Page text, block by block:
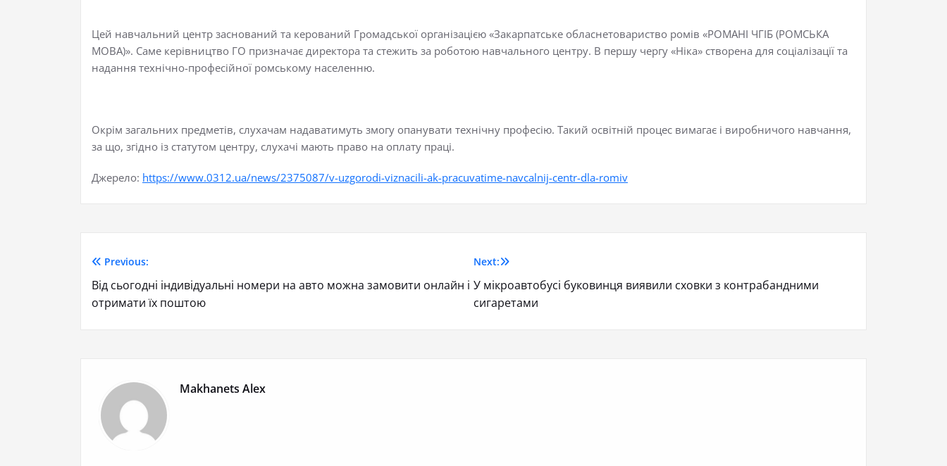
Цей навчальний центр заснований та керований Громадської організацією «Закарпатське обласнетовариство ромів «РОМАНІ ЧГІБ (РОМСЬКА
МОВА)». Саме керівництво ГО призначає директора та стежить за роботою навчального центру. В першу чергу «Ніка» створена для соціалізації та
надання технічно-професійної ромському населенню.
Окрім загальних предметів, слухачам надаватимуть змогу опанувати технічну професію. Такий освітній процес вимагає і виробничого навчання,
за що, згідно із статутом центру, слухачі мають право на оплату праці.
Джерело: https://www.0312.ua/news/2375087/v-uzgorodi-viznacili-ak-pracuvatime-navcalnij-centr-dla-romiv
Previous:
Від сьогодні індивідуальні номери на авто можна замовити онлайн і
отримати їх поштою
Next:
У мікроавтобусі буковинця виявили сховки з контрабандними
сигаретами
Makhanets Alex